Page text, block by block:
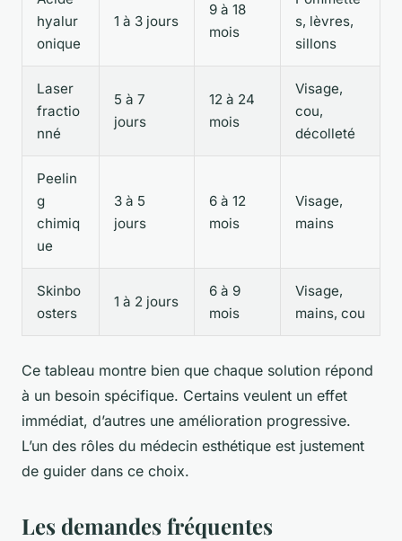
hyalur
onique
1 à 3 jours
9 à 18
mois
s, lèvres,
sillons
Laser
fractio
nné
5 à 7
jours
12 à 24
mois
Visage,
cou,
décolleté
Peelin
g
chimiq
ue
3 à 5
jours
6 à 12
mois
Visage,
mains
Skinbo
osters
1 à 2 jours
6 à 9
mois
Visage,
mains, cou
Ce tableau montre bien que chaque solution répond
à un besoin spécifique. Certains veulent un effet
immédiat, d’autres une amélioration progressive.
L’un des rôles du médecin esthétique est justement
de guider dans ce choix.
Les demandes fréquentes